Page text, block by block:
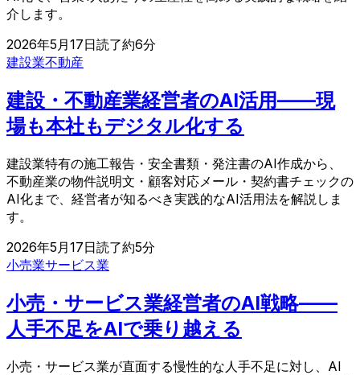
介します。
2026年5月17日読了約6分
建設業不動産
建設・不動産業経営者のAI活用——現
場も本社もデジタル化する
建設業特有の施工報告・安全書類・発注書のAI作成から、
不動産業の物件説明文・顧客対応メール・契約書チェックの
AI化まで、経営者が知るべき実践的なAI活用法を解説しま
す。
2026年5月17日読了約5分
小売業サービス業
小売・サービス業経営者のAI戦略——
人手不足をAIで乗り越える
小売・サービス業が直面する慢性的な人手不足に対し、AI